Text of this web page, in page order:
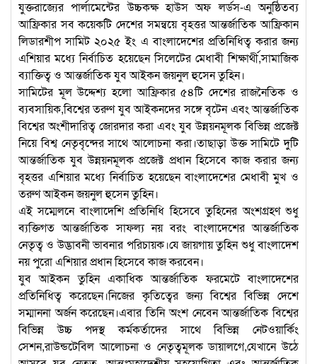
যুক্তরাজ্যের পার্লামেন্টের উচ্চকক্ষ হাউস অফ লর্ডস-এ অনুষ্ঠিতব্য
আফ্রিকার সব কয়েকটি দেশের সমন্বয়ে বৃহত্তর আন্তর্জাতিক আফ্রিকান
লিডারশীপ সামিট ২০২৫ ইং এ বাংলাদেশের প্রতিনিধিত্ব করার জন্য
এশিয়ার মধ্যে নির্বাচিত হয়েছেন সিলেটের মেধাবী শিক্ষার্থী,সামাজিক
ব্যাক্তিত্ব ও আন্তর্জাতিক যুব আইকন জয়নুল হুসেন তুহিন।
সামিটের মূল উদ্দেশ্য হলো আফ্রিকার ৫৪টি দেশের রাজনৈতিক ও
ব্যবসায়িক,বিশ্বের তরুণ যুব আইকনদের সঙ্গে বৃটেন এবং আন্তর্জাতিক
বিশ্বের অংশীদারিত্ব জোরদার করা এবং যুব উন্নয়নমূলক বিভিন্ন প্রজেক্ট
নিয়ে বিশ্ব নেতৃবৃন্দের সাথে আলোচনা করা।তাছাড়া উক্ত সামিটে দুটি
আন্তর্জাতিক যুব উন্নয়নমূলক প্রজেক্ট প্রধান হিসেবে কাজ করার জন্য
বৃহত্তর এশিয়ার মধ্যে নির্বাচিত হয়েছেন বাংলাদেশের মেধাবী মুখ ও
তরুণ আইকন জয়নুল হুসেন তুহিন।
এই সম্মেলনে বাংলাদেশি প্রতিনিধি হিসেবে তুহিনের অংশগ্রহণ শুধু
ব্যক্তিগত আন্তর্জাতিক সাফল্য নয় বরং বাংলাদেশের আন্তর্জাতিক
নেতৃত্ব ও উদ্ভাবনী ভাবনার পরিচায়ক।যে জায়গায় তুহিন শুধু বাংলাদেশ
নয় পুরো এশিয়ার প্রধান হিসেবে কাজ করবেন।
যুব আইকন তুহিন একাধিক আন্তর্জাতিক ফরমেটে বাংলাদেশের
প্রতিনিধিত্ব করেছেন।নিজের কৃতিত্বের জন্য বিশ্বের বিভিন্ন দেশে
সম্মাননা অর্জন করেছেন।এবার তিনি অংশ নেবেন আন্তর্জাতিক বিশ্বের
বিভিন্ন উচ্চ পদস্থ কর্মকর্তাদের সাথে বিভিন্ন নেটওয়ার্কিং
সেশন,রাউন্ডটেবিল আলোচনা ও নেতৃত্বমূলক ডায়ালগে,যেখানে উঠে